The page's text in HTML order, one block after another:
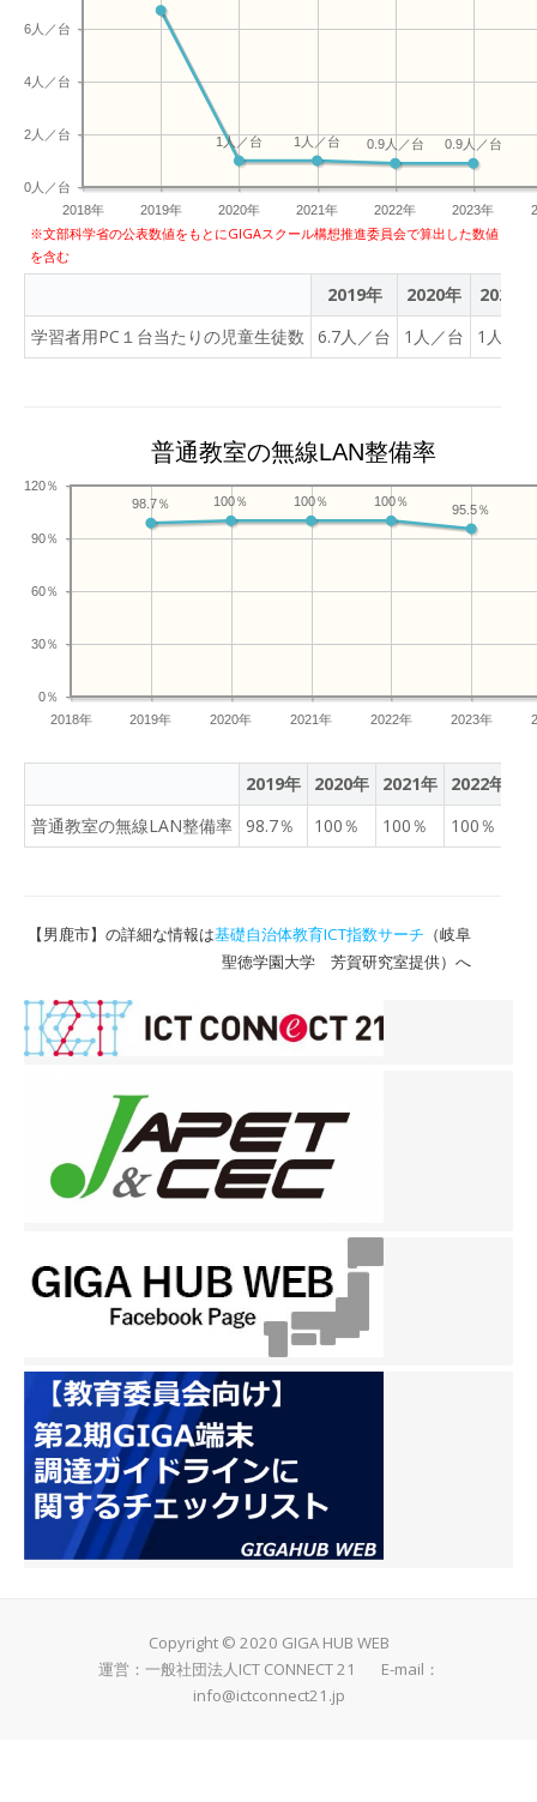
2018年 2019年 2020年 2021年 2022年 2023年
0人／台
2人／台
4人／台
6人／台
0.9人／台
0.9人／台
1人／台
1人／台
※文部科学省の公表数値をもとにGIGAスクール構想推進委員会で算出した数値
を含む
2019年 2020年
2021年
学習者用PC１台当たりの児童生徒数
6.7人／台 1人／台 1人／台
普通教室の無線LAN整備率
2018年 2019年 2020年 2021年 2022年 2023年
0％
30％
60％
90％
120％
95.5％
100％
100％
100％
98.7％
2019年 2020年 2021年 2022年
普通教室の無線LAN整備率
98.7％ 100％ 100％ 100％
【男鹿市】の詳細な情報は基礎自治体教育ICT指数サーチ （岐阜
聖徳学園大学 芳賀研究室提供）へ
Copyright © 2020 GIGA HUB WEB
運営：一般社団法人ICT CONNECT 21 E-mail：
info@ictconnect21.jp